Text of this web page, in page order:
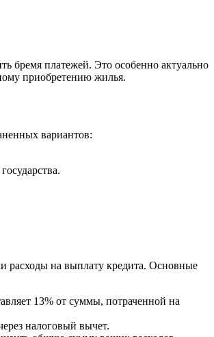
бремя платежей. Это особенно актуально
приобретению жилья.
вариантов:
расходы на выплату кредита. Основные
13% от суммы, потраченной на
налоговый вычет.